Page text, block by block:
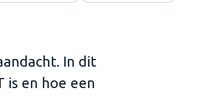
In dit
is en hoe een